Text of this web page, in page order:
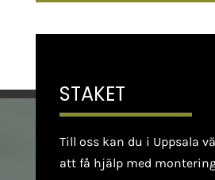
STAKET
Till oss kan du i Uppsala
att få hjälp med